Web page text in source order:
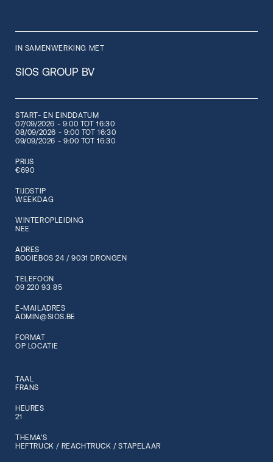
IN SAMENWERKING MET
SIOS GROUP BV
START- EN EINDDATUM
07/09/2026 - 9:00 TOT 16:30
08/09/2026 - 9:00 TOT 16:30
09/09/2026 - 9:00 TOT 16:30
PRIJS
€690
TIJDSTIP
WEEKDAG
WINTEROPLEIDING
NEE
ADRES
BOOIEBOS 24 / 9031 DRONGEN
TELEFOON
09 220 93 85
E-MAILADRES
ADMIN@SIOS.BE
FORMAT
OP LOCATIE
TAAL
FRANS
HEURES
21
THEMA'S
HEFTRUCK / REACHTRUCK / STAPELAAR